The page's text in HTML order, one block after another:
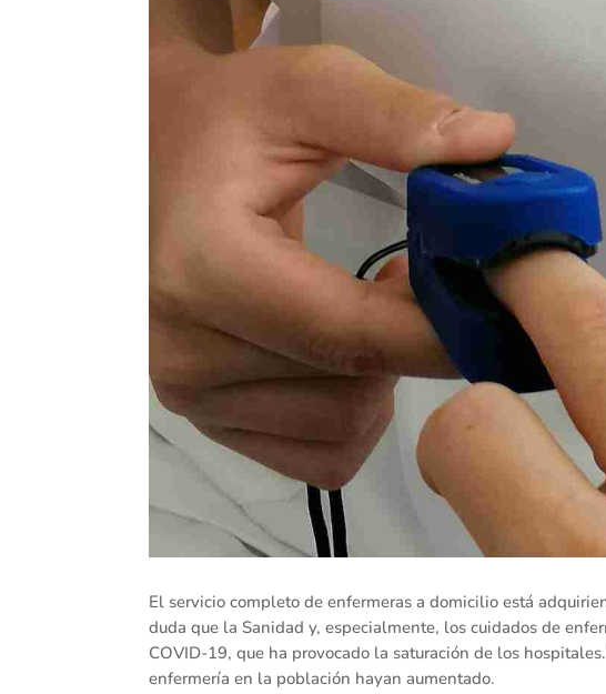
El servicio completo de enfermeras a domicilio está
duda que la Sanidad y, especialmente, los cuidados de
COVID-19, que ha provocado la saturación de los
enfermería en la población hayan aumentado.